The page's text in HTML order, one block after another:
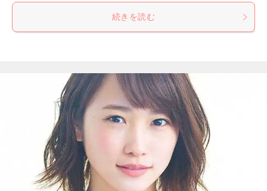
続きを読む